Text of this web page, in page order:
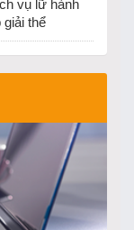
vụ lữ hành
giải thể